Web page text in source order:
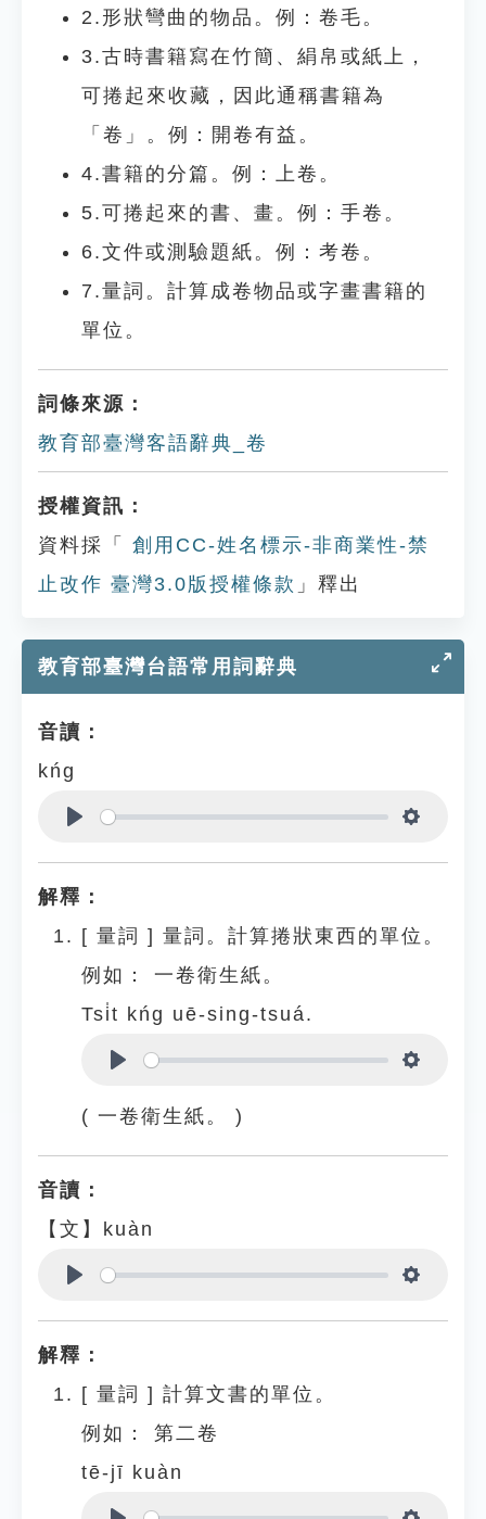
2.形狀彎曲的物品。例：卷毛。
3.古時書籍寫在竹簡、絹帛或紙上，
可捲起來收藏，因此通稱書籍為
「卷」。例：開卷有益。
4.書籍的分篇。例：上卷。
5.可捲起來的書、畫。例：手卷。
6.文件或測驗題紙。例：考卷。
7.量詞。計算成卷物品或字畫書籍的
單位。
詞條來源：
教育部臺灣客語辭典_卷
授權資訊：
資料採「
創用CC-姓名標示-非商業性-禁
止改作 臺灣3.0版授權條款 」釋出
教育部臺灣台語常用詞辭典
音讀：
kńg
解釋：
[ 量詞 ] 量詞。計算捲狀東西的單位。
例如：
一卷衛生紙。
Tsi̍t kńg uē-sing-tsuá.
( 一卷衛生紙。 )
音讀：
【文】kuàn
解釋：
[ 量詞 ] 計算文書的單位。
例如：
第二卷
tē-jī kuàn